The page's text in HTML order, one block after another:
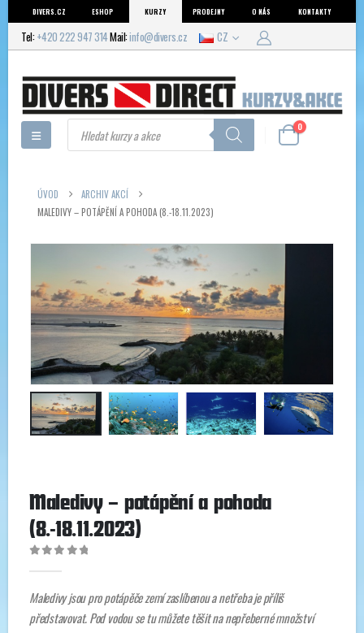
DIVERS.CZ ESHOP KURZY PRODEJNY O NÁS KONTAKTY
Tel: +420 222 947 314Mail:info@divers.cz CZ
Products
search 0
ÚVOD
ARCHIV AKCÍ
MALEDIVY – POTÁPĚNÍ A POHODA (8.-18.11.2023)
Maledivy – potápění a pohoda
(8.-18.11.2023)
Maledivy jsou pro potápěče zemí zaslíbenou a netřeba je příliš
představovat. Pod vodou se tu můžete těšit na nepřeberné množství